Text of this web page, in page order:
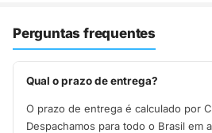
Perguntas frequentes
Qual o prazo de entrega?
O prazo de entrega é calculado por
Despachamos para todo o Brasil em